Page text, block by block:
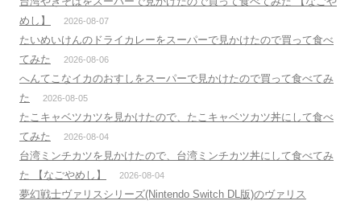
めし】
2026-08-07
たいめいけんのドライカレーをスーパーで見かけたので買って食べ
てみた
2026-08-06
へんてこなイカのおすしをスーパーで見かけたので買って食べてみ
た
2026-08-05
たこキャベツカツを見かけたので、たこキャベツカツ丼にして食べ
てみた
2026-08-04
台湾ミンチカツを見かけたので、台湾ミンチカツ丼にして食べてみ
た 【なごやめし】
2026-08-04
夢幻戦士ヴァリスシリーズ(Nintendo Switch DL版)のヴァリス